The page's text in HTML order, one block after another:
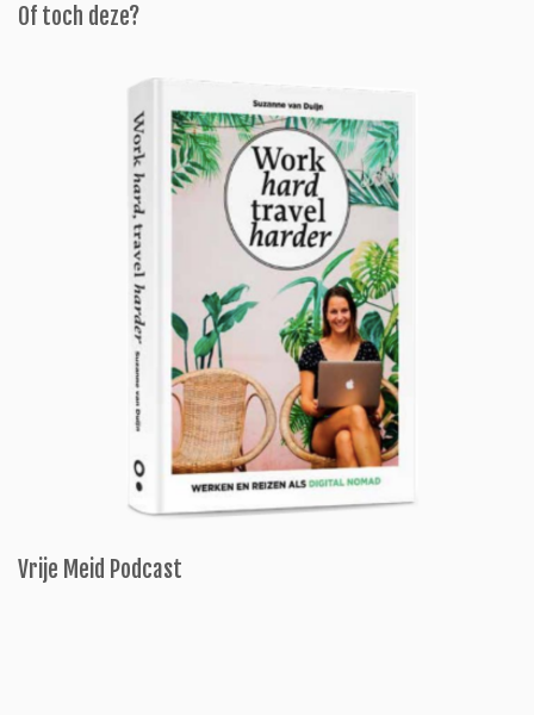
Of toch deze?
Vrije Meid Podcast